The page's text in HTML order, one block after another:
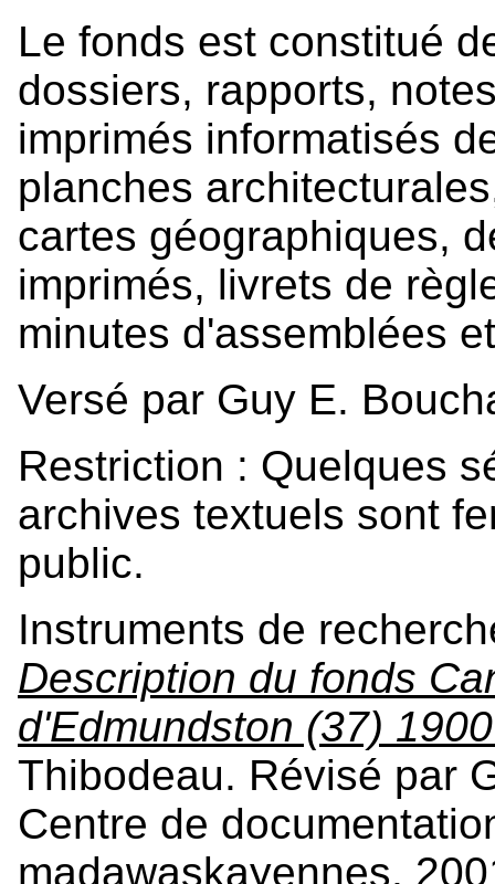
Le fonds est constitué
dossiers, rapports,
imprimés informatisés
planches
cartes géographiques,
imprimés, livrets de
minutes d'assemblées
Versé par Guy E.
Restriction : Quelques
archives textuels sont
public.
Instruments de
Description du fonds
d'Edmundston (37)
Thibodeau. Révisé par
Centre de
madawaskayennes,